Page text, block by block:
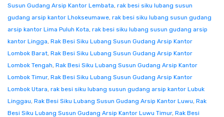
Susun Gudang Arsip Kantor Lembata, rak besi siku lubang susun
gudang arsip kantor Lhokseumawe, rak besi siku lubang susun gudang
arsip kantor Lima Puluh Kota, rak besi siku lubang susun gudang arsip
kantor Lingga, Rak Besi Siku Lubang Susun Gudang Arsip Kantor
Lombok Barat, Rak Besi Siku Lubang Susun Gudang Arsip Kantor
Lombok Tengah, Rak Besi Siku Lubang Susun Gudang Arsip Kantor
Lombok Timur, Rak Besi Siku Lubang Susun Gudang Arsip Kantor
Lombok Utara, rak besi siku lubang susun gudang arsip kantor Lubuk
Linggau, Rak Besi Siku Lubang Susun Gudang Arsip Kantor Luwu, Rak
Besi Siku Lubang Susun Gudang Arsip Kantor Luwu Timur, Rak Besi